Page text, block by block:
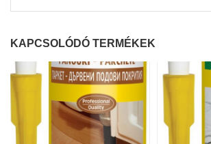
KAPCSOLÓDÓ TERMÉKEK